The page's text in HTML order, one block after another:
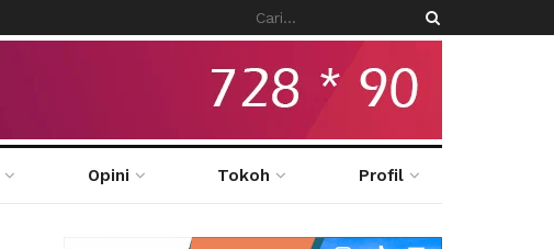
Opini Tokoh Profil